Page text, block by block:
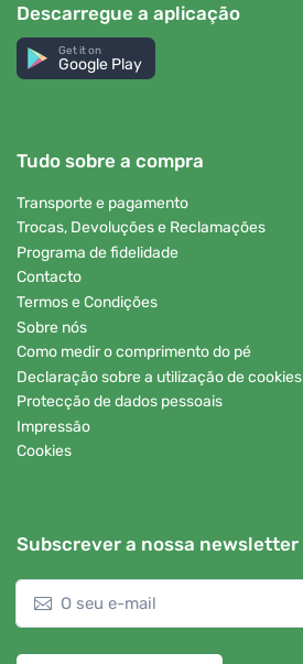
Descarregue a aplicação
Get it on
Google Play
Tudo sobre a compra
Transporte e pagamento
Trocas, Devoluções e Reclamações
Programa de fidelidade
Contacto
Termos e Condições
Sobre nós
Como medir o comprimento do pé
Declaração sobre a utilização de cookies
Protecção de dados pessoais
Impressão
Cookies
Subscrever a nossa newsletter